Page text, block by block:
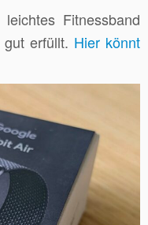
Fitnessband
erfüllt. Hier könnt